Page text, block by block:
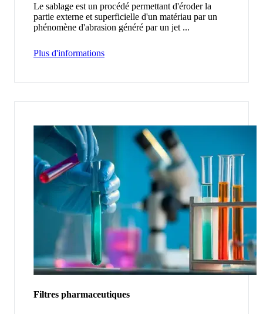
Le sablage est un procédé permettant d'éroder la
partie externe et superficielle d'un matériau par un
phénomène d'abrasion généré par un jet ...
Plus d'informations
Filtres pharmaceutiques